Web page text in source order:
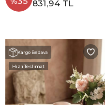
831,94 TL
Kargo Bedava
Hızlı Teslimat